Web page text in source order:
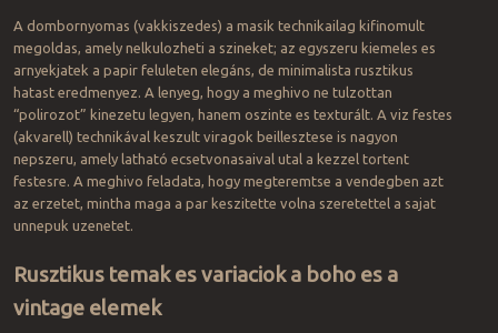
A dombornyomas (vakkiszedes) a masik technikailag kifinomult
megoldas, amely nelkulozheti a szineket; az egyszeru kiemeles es
arnyekjatek a papir feluleten elegáns, de minimalista rusztikus
hatast eredmenyez. A lenyeg, hogy a meghivo ne tulzottan
“polirozot” kinezetu legyen, hanem oszinte es texturált. A viz festes
(akvarell) technikával keszult viragok beillesztese is nagyon
nepszeru, amely latható ecsetvonasaival utal a kezzel tortent
festesre. A meghivo feladata, hogy megteremtse a vendegben azt
az erzetet, mintha maga a par keszitette volna szeretettel a sajat
unnepuk uzenetet.
Rusztikus temak es variaciok a boho es a
vintage elemek